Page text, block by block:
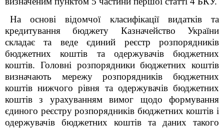
На основі відомчої класифікації видатків та
кредитування бюджету Казначейство України
складає та веде єдиний реєстр розпорядників
бюджетних коштів та одержувачів бюджетних
коштів. Головні розпорядники бюджетних коштів
визначають мережу розпорядників бюджетних
коштів нижчого рівня та одержувачів бюджетних
коштів з урахуванням вимог щодо формування
єдиного реєстру розпорядників бюджетних коштів і
одержувачів бюджетних коштів та даних такого